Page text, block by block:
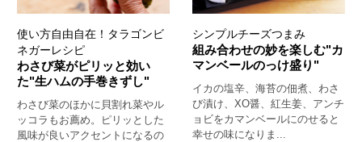
使い方自由自在！タラゴンビ
ネガーレシピ
わさび菜がピリッと効い
た"生ハムの手巻きずし"
わさび菜のほかに貝割れ菜やル
ッコラもお薦め。ピリッとした
風味が良いアクセントになるの
シンプルチーズつまみ
組み合わせの妙を楽しむ"カ
マンベールのっけ盛り"
イカの塩辛、海苔の佃煮、わさ
び漬け、XO醤、紅生姜、アンチ
ョビをカマンベールにのせると
幸せの味になりま...